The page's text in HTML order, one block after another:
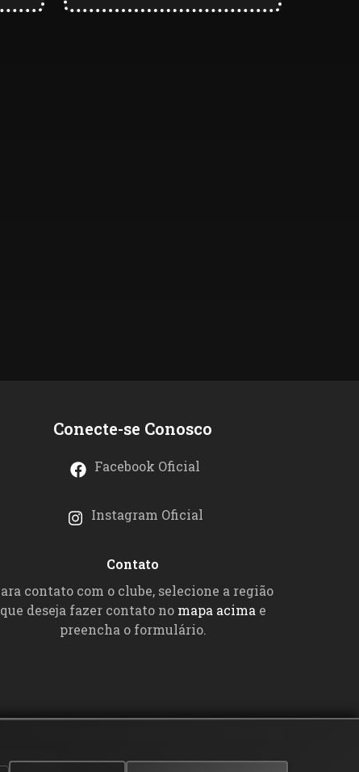
Conecte-se Conosco
Facebook Oficial
Instagram Oficial
Contato
contato com o clube, selecione a região
que deseja fazer contato no mapa acima e
preencha o formulário.